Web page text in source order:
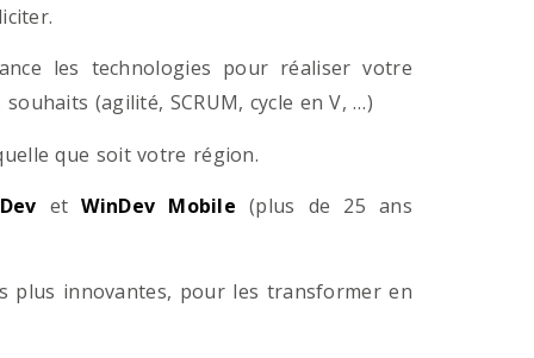
les technologies pour réaliser votre
(agilité, SCRUM, cycle en V, …)
que soit votre région.
et WinDev Mobile (plus de 25 ans
plus innovantes, pour les transformer en